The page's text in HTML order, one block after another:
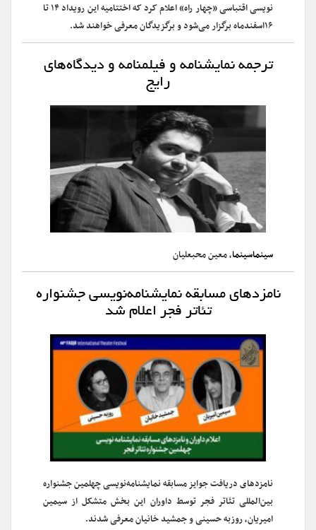
نویسی اقتباسی «چهار راه» اعلام کرد که اختتامیه این رویداد ۱۴ تا
۱۶اسفندماه برگزار می‌شود و برگزیدگان معرفی خواهند شد.
ترجمه نمایشنامه و فیلمنامه و دیدگاه‌های
رایج
سینماسینما، معین محبعلیان
نامزدهای مسابقه نمایشنامه‌نویسی جشنواره
تئاتر فجر اعلام شد
نامزدهای دریافت جوایز مسابقه نمایشنامه‌نویسی چهلمین جشنواره
بین‌المللی تئاتر فجر توسط داوران این بخش متشکل از سیمین
امیریان،‌ روزبه حسینی و جمشید خانیان معرفی شدند.